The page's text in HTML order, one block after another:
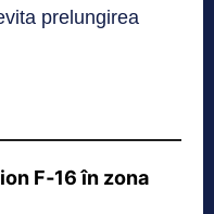
prelungirea
F‑16 în zona